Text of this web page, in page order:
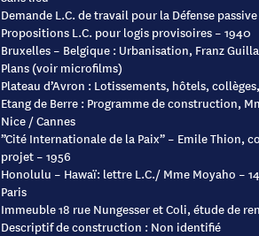
Demande L.C. de travail pour la Défense
Propositions L.C. pour logis provisoires – 1940
Bruxelles – Belgique : Urbanisation, Franz
Plans (voir microfilms)
Plateau d’Avron : Lotissements, hôtels,
Etang de Berre : Programme de construction,
Nice / Cannes
”Cité Internationale de la Paix” – Emile Thion,
projet – 1956
Honolulu – Hawaï: lettre L.C./ Mme Moyaho –
Paris
Immeuble 18 rue Nungesser et Coli, étude de
Descriptif de construction : Non identifié